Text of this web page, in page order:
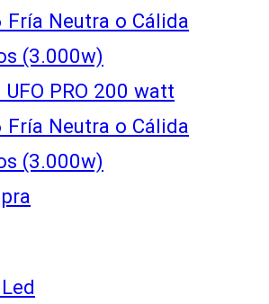
Neutra o Cálida
(3.000w)
PRO 200 watt
Neutra o Cálida
(3.000w)